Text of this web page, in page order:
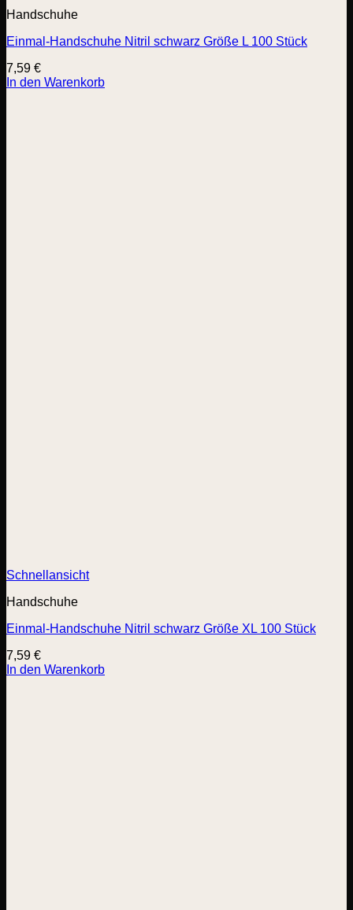
Handschuhe
Einmal-Handschuhe Nitril schwarz Größe L 100 Stück
7,59 €
In den Warenkorb
Schnellansicht
Handschuhe
Einmal-Handschuhe Nitril schwarz Größe XL 100 Stück
7,59 €
In den Warenkorb